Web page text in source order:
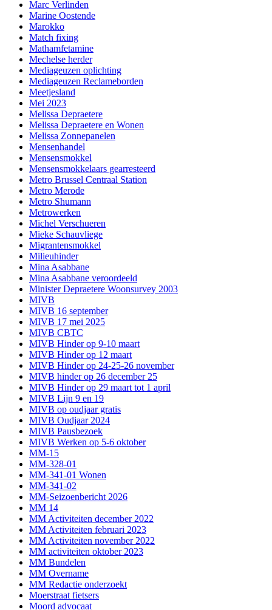
Marc Verlinden
Marine Oostende
Marokko
Match fixing
Mathamfetamine
Mechelse herder
Mediageuzen oplichting
Mediageuzen Reclameborden
Meetjesland
Mei 2023
Melissa Depraetere
Melissa Depraetere en Wonen
Melissa Zonnepanelen
Mensenhandel
Mensensmokkel
Mensensmokkelaars gearresteerd
Metro Brussel Centraal Station
Metro Merode
Metro Shumann
Metrowerken
Michel Verschueren
Mieke Schauvliege
Migrantensmokkel
Milieuhinder
Mina Asabbane
Mina Asabbane veroordeeld
Minister Depraetere Woonsurvey 2003
MIVB
MIVB 16 september
MIVB 17 mei 2025
MIVB CBTC
MIVB Hinder op 9-10 maart
MIVB Hinder op 12 maart
MIVB Hinder op 24-25-26 november
MIVB hinder op 26 december 25
MIVB Hinder op 29 maart tot 1 april
MIVB Lijn 9 en 19
MIVB op oudjaar gratis
MIVB Oudjaar 2024
MIVB Pausbezoek
MIVB Werken op 5-6 oktober
MM-15
MM-328-01
MM-341-01 Wonen
MM-341-02
MM-Seizoenbericht 2026
MM 14
MM Activiteiten december 2022
MM Activiteiten februari 2023
MM Activiteiten november 2022
MM activiteiten oktober 2023
MM Bundelen
MM Overname
MM Redactie onderzoekt
Moerstraat fietsers
Moord advocaat